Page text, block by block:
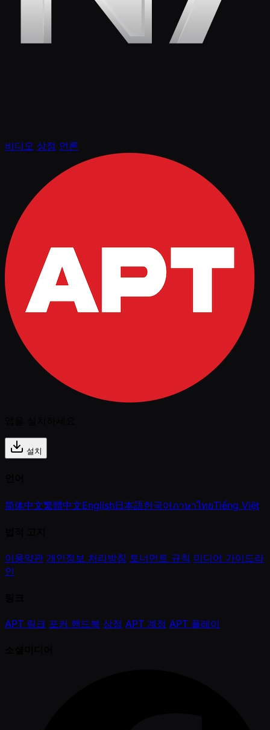
비디오 상점 언론
설치
简体中文繁體中文English日本語한국어ภาษาไทยTiếng Việt
이용약관 개인정보 처리방침 토너먼트 규칙 미디어 가이드라
인
APT 링크 포커 핸드북 상점 APT 계정 APT 플레이